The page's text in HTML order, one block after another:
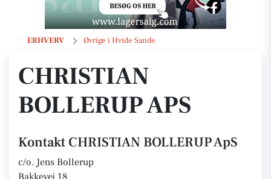
ERHVERV Øvrige i Hvide Sande
CHRISTIAN BOLLERUP ApS
CHRISTIAN
BOLLERUP APS
Kontakt CHRISTIAN BOLLERUP ApS
c/o. Jens Bollerup
Bakkevej 18